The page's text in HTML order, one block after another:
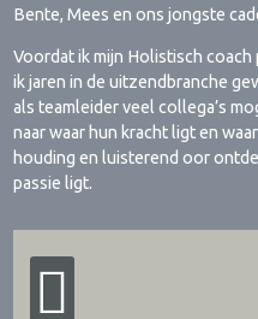
Bente, Mees en ons jongste
Voordat ik mijn Holistisch
ik jaren in de uitzendbranche
als teamleider veel collega’s
naar waar hun kracht ligt en
houding en luisterend oor
passie ligt.